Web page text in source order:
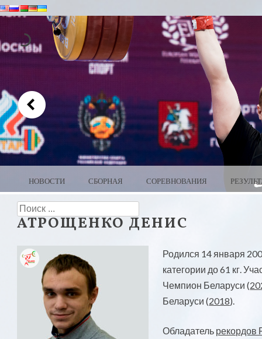
WEIGHTLIFTING BELARUS
MENU
SKIP TO CONTENT
НОВОСТИ СБОРНАЯ СОРЕВНОВАНИЯ
Search
АТРОЩЕНКО ДЕНИС
Родился 14 января
категории до 61 кг.
Чемпион Беларуси (
Беларуси (2018).
Обладатель рекордов